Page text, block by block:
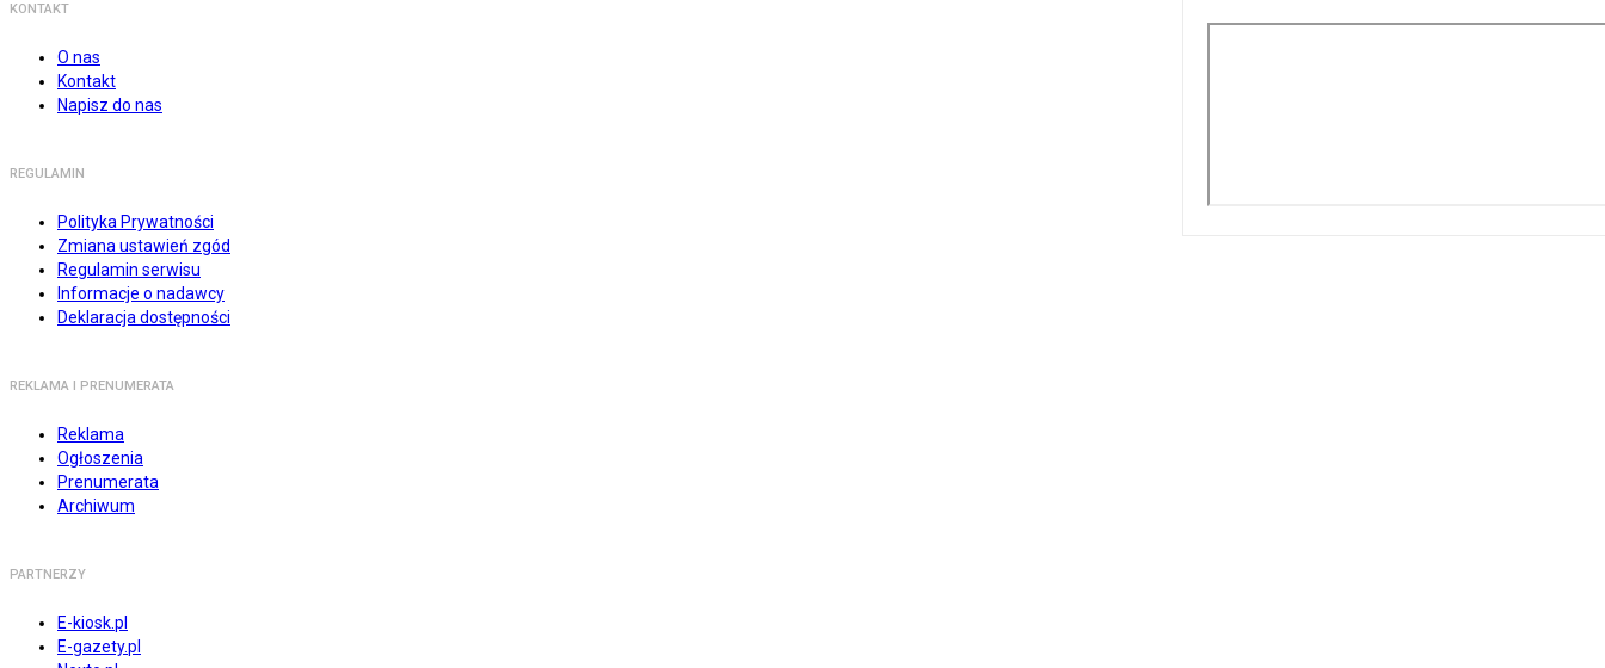
KONTAKT
O nas
Kontakt
Napisz do nas
REGULAMIN
Polityka Prywatności
Zmiana ustawień zgód
Regulamin serwisu
Informacje o nadawcy
Deklaracja dostępności
REKLAMA I PRENUMERATA
Reklama
Ogłoszenia
Prenumerata
Archiwum
PARTNERZY
E-kiosk.pl
E-gazety.pl